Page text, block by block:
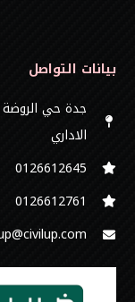
بيانات التواصل
جدة حي الروضة
الاداري
0126612645‬
‭0126612761